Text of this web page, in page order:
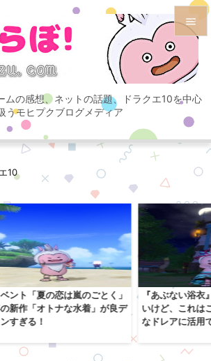
ムの感想、ネットの話題、ドラクエ10を中心
うモヒプクブログメディア

メニュ

サイド

次へ
検索
10
ント「夏の恋は嵐のごとく」
新作「オトナな水着」が良デ
すぎる！
『あぶない浴
いけど、これは
なドレアに活用